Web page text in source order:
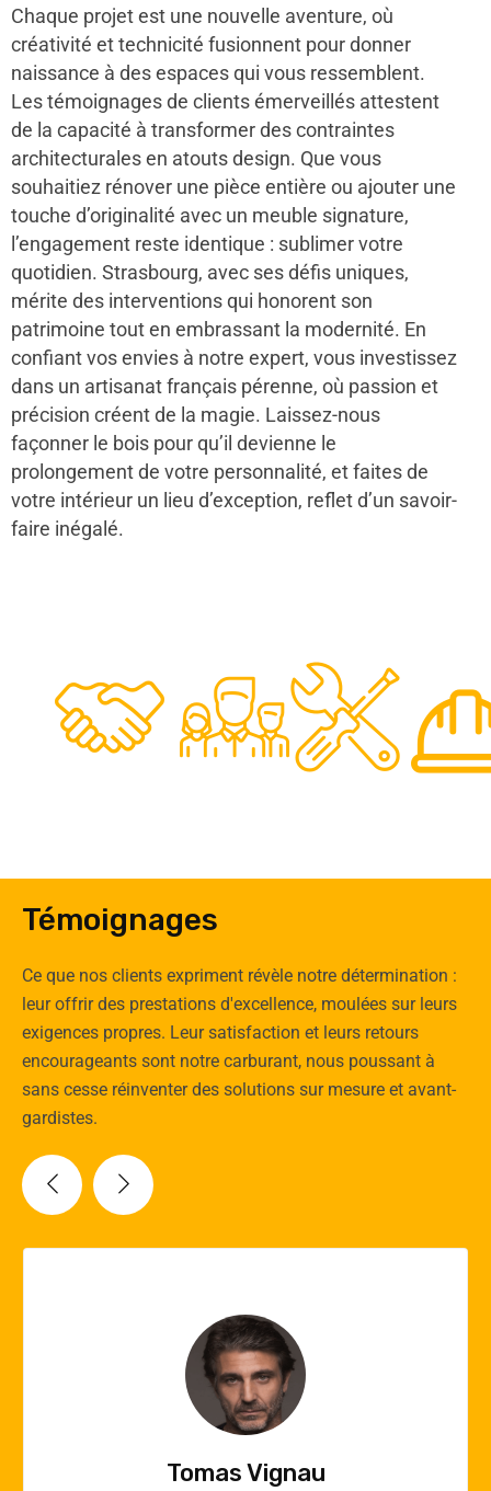
Chaque projet est une nouvelle aventure, où
créativité et technicité fusionnent pour donner
naissance à des espaces qui vous ressemblent.
Les témoignages de clients émerveillés attestent
de la capacité à transformer des contraintes
architecturales en atouts design. Que vous
souhaitiez rénover une pièce entière ou ajouter une
touche d’originalité avec un meuble signature,
l’engagement reste identique : sublimer votre
quotidien. Strasbourg, avec ses défis uniques,
mérite des interventions qui honorent son
patrimoine tout en embrassant la modernité. En
confiant vos envies à notre expert, vous investissez
dans un artisanat français pérenne, où passion et
précision créent de la magie. Laissez-nous
façonner le bois pour qu’il devienne le
prolongement de votre personnalité, et faites de
votre intérieur un lieu d’exception, reflet d’un savoir-
faire inégalé.
48
0
50
Experts
Témoignages
Ce que nos clients expriment révèle notre détermination :
leur offrir des prestations d'excellence, moulées sur leurs
exigences propres. Leur satisfaction et leurs retours
encourageants sont notre carburant, nous poussant à
sans cesse réinventer des solutions sur mesure et avant-
gardistes.
Vincent Quere